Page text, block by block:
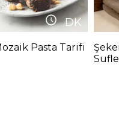
DK
Pasta Tarifi